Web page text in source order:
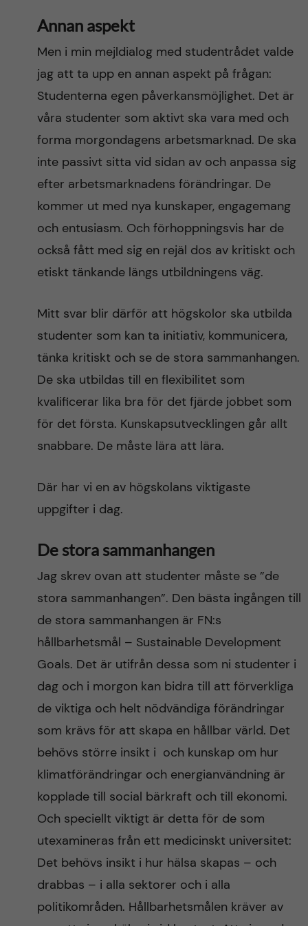
Annan aspekt
Men i min mejldialog med studentrådet valde
jag att ta upp en annan aspekt på frågan:
Studenterna egen påverkansmöjlighet. Det är
våra studenter som aktivt ska vara med och
forma morgondagens arbetsmarknad. De ska
inte passivt sitta vid sidan av och anpassa sig
efter arbetsmarknadens förändringar. De
kommer ut med nya kunskaper, engagemang
och entusiasm. Och förhoppningsvis har de
också fått med sig en rejäl dos av kritiskt och
etiskt tänkande längs utbildningens väg.
Mitt svar blir därför att högskolor ska utbilda
studenter som kan ta initiativ, kommunicera,
tänka kritiskt och se de stora sammanhangen.
De ska utbildas till en flexibilitet som
kvalificerar lika bra för det fjärde jobbet som
för det första. Kunskapsutvecklingen går allt
snabbare. De måste lära att lära.
Där har vi en av högskolans viktigaste
uppgifter i dag.
De stora sammanhangen
Jag skrev ovan att studenter måste se ”de
stora sammanhangen”. Den bästa ingången till
de stora sammanhangen är FN:s
hållbarhetsmål – Sustainable Development
Goals. Det är utifrån dessa som ni studenter i
dag och i morgon kan bidra till att förverkliga
de viktiga och helt nödvändiga förändringar
som krävs för att skapa en hållbar värld. Det
behövs större insikt i och kunskap om hur
klimatförändringar och energianvändning är
kopplade till social bärkraft och till ekonomi.
Och speciellt viktigt är detta för de som
utexamineras från ett medicinskt universitet:
Det behövs insikt i hur hälsa skapas – och
drabbas – i alla sektorer och i alla
politikområden. Hållbarhetsmålen kräver av